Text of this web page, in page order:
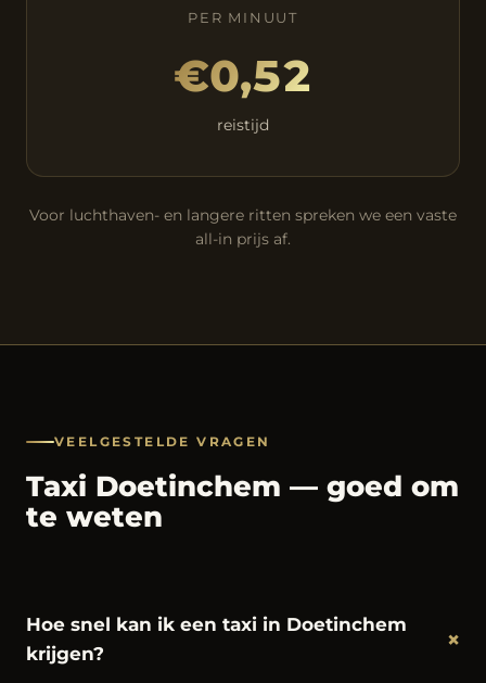
PER MINUUT
€0,52
reistijd
Voor luchthaven- en langere ritten spreken we een vaste
all-in prijs af.
VEELGESTELDE VRAGEN
Taxi Doetinchem — goed om
te weten
Hoe snel kan ik een taxi in Doetinchem
krijgen?
+